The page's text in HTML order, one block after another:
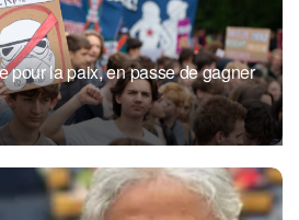
pour la paix, en passe de gagner